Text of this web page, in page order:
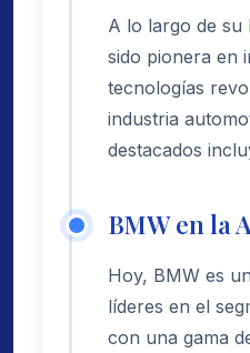
A lo largo de su
sido pionera en
tecnologías
industria
destacados
BMW en la
Hoy, BMW es
líderes en el
con una gama